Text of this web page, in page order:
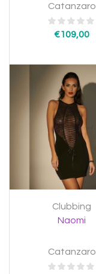
Catanzaro
€109,00
Clubbing
Naomi
Catanzaro